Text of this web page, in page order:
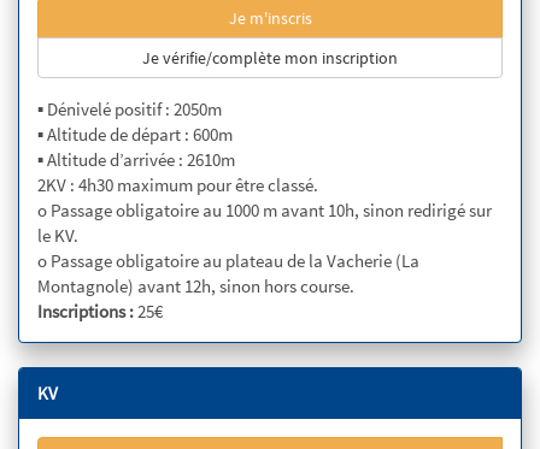
Je m'inscris
Je vérifie/complète mon inscription
▪ Dénivelé positif : 2050m
▪ Altitude de départ : 600m
▪ Altitude d’arrivée : 2610m
2KV : 4h30 maximum pour être classé.
o Passage obligatoire au 1000 m avant 10h, sinon redirigé sur
le KV.
o Passage obligatoire au plateau de la Vacherie (La
Montagnole) avant 12h, sinon hors course.
Inscriptions :25€
KV